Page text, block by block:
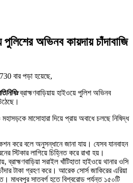
পুলিশের অভিনব কায়দায় চাঁদাবাজি
730 বার পড়া হয়েছে,
ব্রাহ্মণবাড়িয়ায় হাইওয়ে পুলিশ অভিনব
মাসোহারা দিয়ে প্রায় অবাধে চলছে নিষিদ্ধ
করে বলে অনুসন্ধানে জানা যায়। যেসব যানবাহন
স্টিকার লাগিয়ে চিহ্নিত করে রাখা হয়।
সরাইল খাঁটিহাতা হাইওয়ে থানার ওসি
টাকা গ্রহণ করে। আরেক সোর্স জাকিরের এরিয়া
মাধবপুর সাতবর্গ হতে বিশ্বরোড পর্যন্ত ১৫০টি